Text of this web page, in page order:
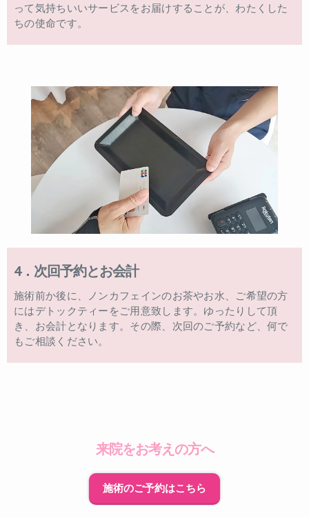
って気持ちいいサービスをお届けすることが、わたくした
ちの使命です。
4．次回予約とお会計
施術前か後に、ノンカフェインのお茶やお水、ご希望の方
にはデトックティーをご用意致します。ゆったりして頂
き、お会計となります。その際、次回のご予約など、何で
もご相談ください。
来院をお考えの方へ
施術のご予約はこちら